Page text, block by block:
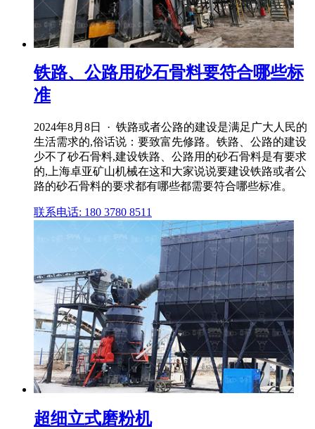
铁路、公路用砂石骨料要符合哪些标
准
2024年8月8日 · 铁路或者公路的建设是满足广大人民的
生活需求的,俗话说：要致富先修路。铁路、公路的建设
少不了砂石骨料,建设铁路、公路用的砂石骨料是有要求
的,上海卓亚矿山机械在这和大家说说要建设铁路或者公
路的砂石骨料的要求都有哪些都需要符合哪些标准。
联系电话: 180 3780 8511
超细立式磨粉机